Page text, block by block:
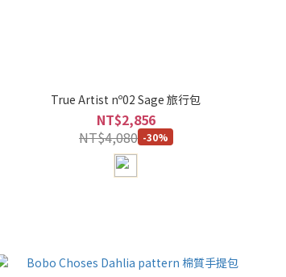
True Artist nº02 Sage 旅行包
NT$2,856
NT$4,080 -30%